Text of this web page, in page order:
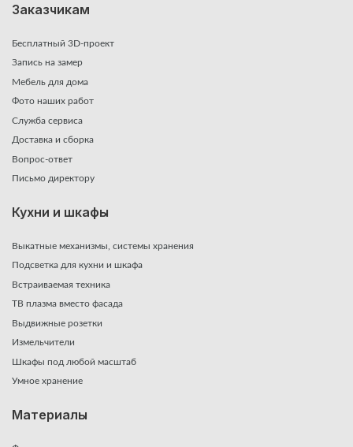
Заказчикам
Бесплатный 3D-проект
Запись на замер
Мебель для дома
Фото наших работ
Служба сервиса
Доставка и сборка
Вопрос-ответ
Письмо директору
Кухни и шкафы
Выкатные механизмы, системы хранения
Подсветка для кухни и шкафа
Встраиваемая техника
ТВ плазма вместо фасада
Выдвижные розетки
Измельчители
Шкафы под любой масштаб
Умное хранение
Материалы